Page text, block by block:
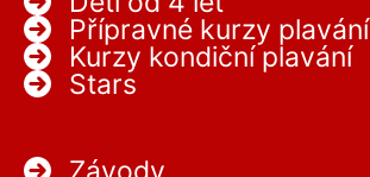
Přípravné kurzy plavání
Kurzy kondiční plavání
Stars